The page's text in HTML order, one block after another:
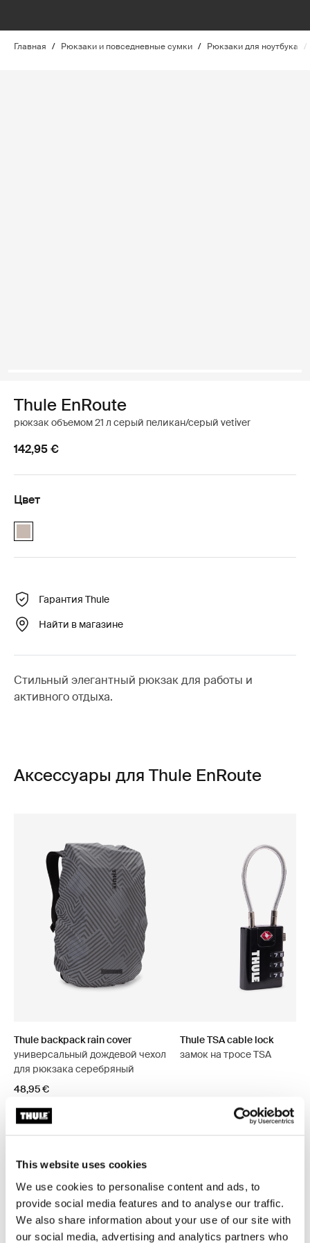
This website uses cookies
We use cookies to personalise content and ads, to
provide social media features and to analyse our traffic.
We also share information about your use of our site with
our social media, advertising and analytics partners who
Главная / Рюкзаки и повседневные сумки / Рюкзаки для ноутбука /
Thule EnRoute
рюкзак объемом 21 л серый пеликан/серый vetiver
142,95 €
Цвет
Thule EnRoute backpack 21L Pelican/Vetiver (selected)
Гарантия Thule
Найти в магазине
Стильный элегантный рюкзак для работы и
активного отдыха.
Аксессуары для Thule EnRoute
Thule backpack rain cover
универсальный дождевой чехол
для рюкзака серебряный
48,95 €
Thule TSA cable lock
замок на тросе TSA
Toggle techspec
Технические характеристики